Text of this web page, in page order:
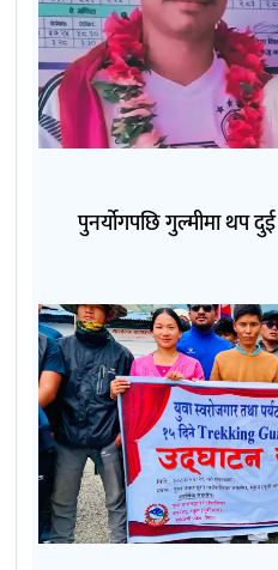
पुनर्योगपछि गुल्मीमा थप दुई